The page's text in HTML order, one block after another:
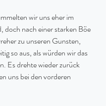
wir uns eher im
doch nach einer starken Böe
zu unseren Gunsten,
so aus, als würden wir das
Es drehte wieder zurück
uns bei den vorderen